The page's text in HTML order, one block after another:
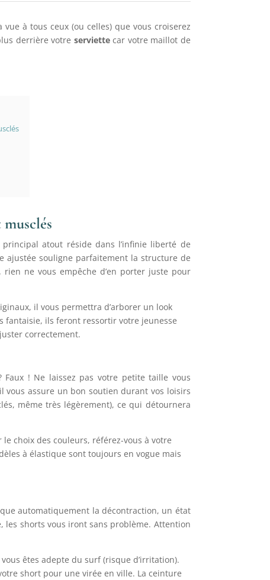
à tous ceux (ou celles) que vous croiserez
derrière votre serviettecar votre maillot de
atout réside dans l’infinie liberté de
ajustée souligne parfaitement la structure de
ne vous empêche d’en porter juste pour
il vous permettra d’arborer un look
fantaisie, ils feront ressortir votre jeunesse
correctement.
Faux ! Ne laissez pas votre petite taille vous
vous assure un bon soutien durant vos loisirs
même très légèrement), ce qui détournera
choix des couleurs, référez-vous à votre
à élastique sont toujours en vogue mais
automatiquement la décontraction, un état
les shorts vous iront sans problème. Attention
êtes adepte du surf (risque d’irritation).
short pour une virée en ville. La ceinture